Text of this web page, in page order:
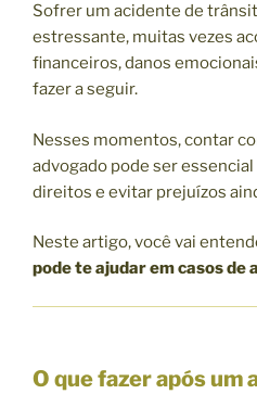
Sofrer um acidente de
estressante, muitas vezes
financeiros, danos
fazer a seguir.
Nesses momentos, contar
advogado pode ser
direitos e evitar prejuízos
Neste artigo, você vai
pode te ajudar em casos
O que fazer após um